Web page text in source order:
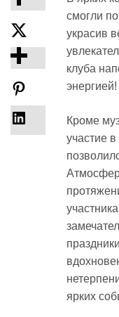
смогли
украсив
клуба
энергией!
Кроме
участие
ярких